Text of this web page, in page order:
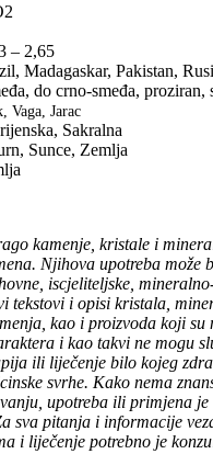
– 2,65
Madagaskar, Pakistan,
crno-smeđa, proziran,
Vaga, Jarac
Sakralna
Sunce, Zemlja
kamenje, kristale i
Njihova upotreba može
iscjeliteljske,
tekstovi i opisi kristala,
kao i proizvoda koji su
i kao takvi ne mogu
ili liječenje bilo kojeg
svrhe. Kako nema
upotreba ili primjena
sva pitanja i informacije
i liječenje potrebno je